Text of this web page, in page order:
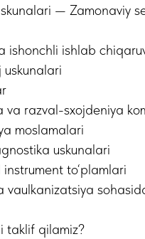
— Zamonaviy
ishonchli ishlab
uskunalari
va razval-sxojdeniya
moslamalari
uskunalari
to‘plamlari
vaulkanizatsiya
taklif qilamiz?